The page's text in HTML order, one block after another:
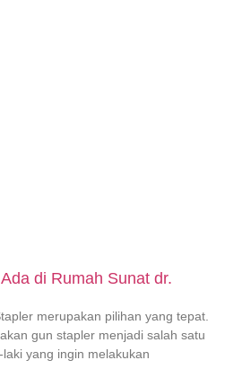
di Rumah Sunat dr.
merupakan pilihan yang tepat.
gun stapler menjadi salah satu
yang ingin melakukan